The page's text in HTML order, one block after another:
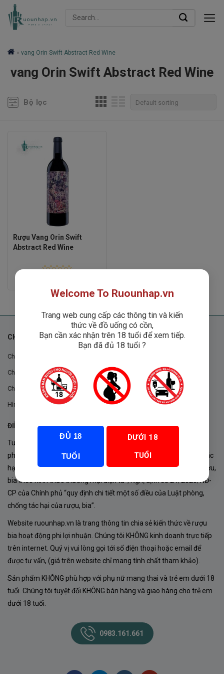
Skip
Search
» vang Orin Swift Abstract Red Wine
vang Orin Swift Abstract Red Wine
Bộ lọc
Rượu Vang Orin Swift
Abstract Red Wine
CHÍNH SÁCH
Chính sách chung
Chính sách đổi trả
Chính sách mua hàng
Hình thức thanh toán
ĐIỀU KHOẢN VÀ CHÍNH SÁCH
Tuân thủ Nghị định 105/2017/NĐ-CP ngày 14/9/2017 của Chính
phủ về sản xuất, kinh doanh rượu. Tuân thủ Luật “phòng chống tác
hại của rượu, bia” số 44/2019/QH14-Điều 16 về “điều kiện bán rượu,
bia theo hình thức thương mại điện tử”; Nghị định số 24/2020/NĐ-
CP của Chính phủ “quy định chi tiết một số điều của Luật phòng,
chống tác hại của rượu, bia”.
Website ruounhap.vn là trang thông tin chia sẻ kiến thức về rượu
bia hoạt động phi lợi nhuận. Chúng tôi KHÔNG kinh doanh trực tiếp
trên internet. Quý vị vui lòng gọi tới số điện thoại hoặc email để
được tư vấn, (giá trên website chỉ mang tính chất tham khảo).
Sản phẩm KHÔNG phù hợp với phụ nữ mang thai và trẻ em dưới 18
tuổi. Chúng tôi tuyệt đối KHÔNG bán hàng và giao hàng cho trẻ em
dưới 18 tuổi.
0983.161.661
Welcome To Ruounhap.vn
Trang web cung cấp các thông tin và kiến
thức về đồ uống có cồn,
Bạn cần xác nhận trên 18 tuổi để xem tiếp.
Bạn đã đủ 18 tuổi ?
ĐỦ 18
TUỔI
DƯỚI 18
TUỔI